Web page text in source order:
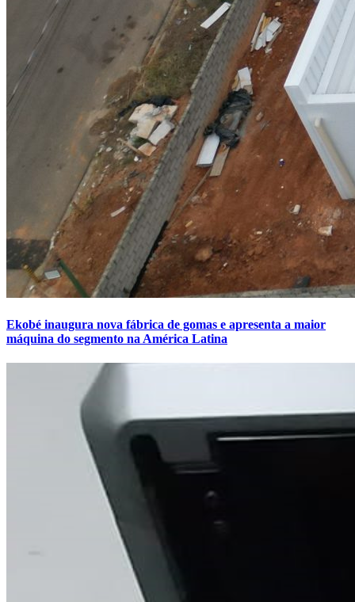
Ekobé inaugura nova fábrica de gomas e apresenta a maior
máquina do segmento na América Latina